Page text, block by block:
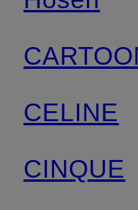
CELINE
CINQUE